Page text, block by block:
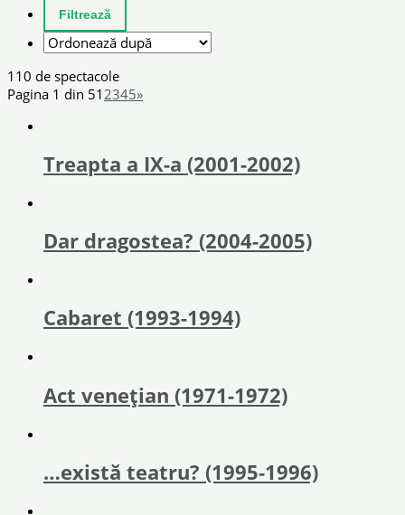
110 de spectacole
Pagina 1 din 51 2345»
Treapta a IX-a (2001-2002)
Dar dragostea? (2004-2005)
Cabaret (1993-1994)
Act veneţian (1971-1972)
…există teatru? (1995-1996)